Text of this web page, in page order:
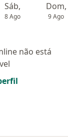
Sáb,
8 Ago
Dom,
9 Ago
não está